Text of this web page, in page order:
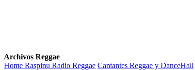
Archivos Reggae
Home Raspinu Radio Reggae Cantantes Reggae y DanceHall